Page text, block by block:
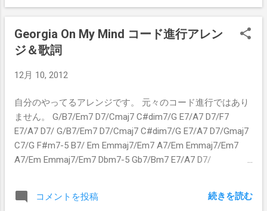
ーズ：リード・ギター Live In Japan 1974 1991年に来日し
イを生で見れたことは、かけがえのない宝だ。 おまけ 追わ
れ者の原曲 key to the highway の シカゴブルース・ヴァー
Georgia On My Mind コード進行アレン
ジ＆歌詞
12月 10, 2012
自分のやってるアレンジです。 元々のコード進行ではあり
ません。 G/B7/Em7 D7/Cmaj7 C#dim7/G E7/A7 D7/F7
E7/A7 D7/ G/B7/Em7 D7/Cmaj7 C#dim7/G E7/A7 D7/Gmaj7
C7/G F#m7-5 B7/ Em Emmaj7/Em7 A7/Em Emmaj7/Em7
A7/Em Emmaj7/Em7 Dbm7-5 Gb7/Bm7 E7/A7 D7/
G7 C Cm7/G Ab7 G7 Georgia, Georgia, The whole day
through Just an old sweet song Keeps Georgia on my mind
コメントを投稿 続きを読む